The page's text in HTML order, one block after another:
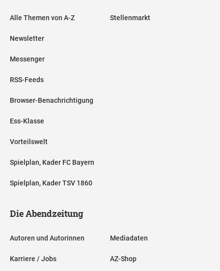
Alle Themen von A-Z
Newsletter
Messenger
RSS-Feeds
Browser-Benachrichtigung
Ess-Klasse
Vorteilswelt
Spielplan, Kader FC Bayern
Spielplan, Kader TSV 1860
Stellenmarkt
Die Abendzeitung
Autoren und Autorinnen
Karriere / Jobs
Mediadaten
AZ-Shop